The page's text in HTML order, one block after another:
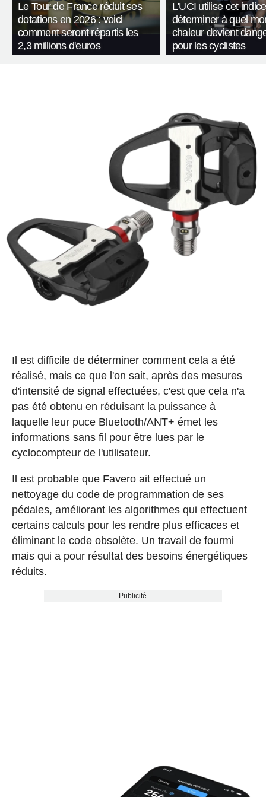
Le Tour de France réduit ses
dotations en 2026 : voici
comment seront répartis les
2,3 millions d'euros
L'UCI utilise cet
déterminer à quel
chaleur devient
pour les cyclistes
Il est difficile de déterminer comment cela a été
réalisé, mais ce que l'on sait, après des mesures
d'intensité de signal effectuées, c'est que cela n'a
pas été obtenu en réduisant la puissance à
laquelle leur puce Bluetooth/ANT+ émet les
informations sans fil pour être lues par le
cyclocompteur de l'utilisateur.
Il est probable que Favero ait effectué un
nettoyage du code de programmation de ses
pédales, améliorant les algorithmes qui effectuent
certains calculs pour les rendre plus efficaces et
éliminant le code obsolète. Un travail de fourmi
mais qui a pour résultat des besoins énergétiques
réduits.
Publicité